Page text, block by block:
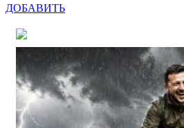
ДОБАВИТЬ